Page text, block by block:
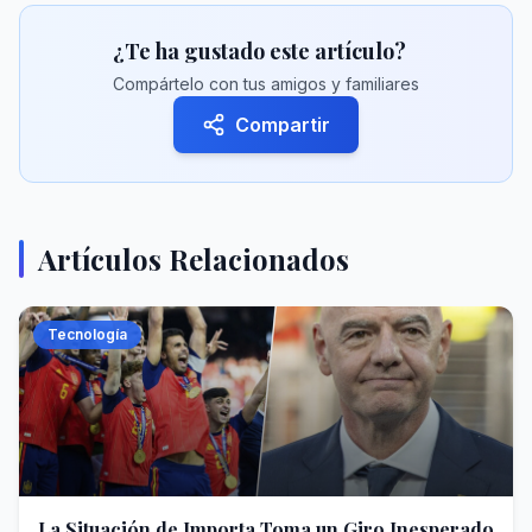
¿Te ha gustado este artículo?
Compártelo con tus amigos y familiares
Compartir
Artículos Relacionados
Tecnología